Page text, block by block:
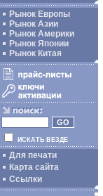
Рынок Европы
Рынок Азии
Рынок Америки
Рынок Японии
Рынок Китая
ИСКАТЬ ВЕЗДЕ
Для печати
Карта сайта
Ссылки